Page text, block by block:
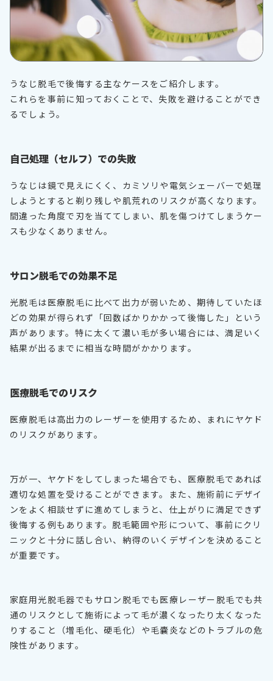
うなじ脱毛で後悔する主なケースをご紹介します。
これらを事前に知っておくことで、失敗を避けることができ
るでしょう。
自己処理（セルフ）での失敗
うなじは鏡で見えにくく、カミソリや電気シェーバーで処理
しようとすると剃り残しや肌荒れのリスクが高くなります。
間違った角度で刃を当ててしまい、肌を傷つけてしまうケー
スも少なくありません。
サロン脱毛での効果不足
光脱毛は医療脱毛に比べて出力が弱いため、期待していたほ
どの効果が得られず「回数ばかりかかって後悔した」という
声があります。特に太くて濃い毛が多い場合には、満足いく
結果が出るまでに相当な時間がかかります。
医療脱毛でのリスク
医療脱毛は高出力のレーザーを使用するため、まれにヤケド
のリスクがあります。
万が一、ヤケドをしてしまった場合でも、医療脱毛であれば
適切な処置を受けることができます。また、施術前にデザイ
ンをよく相談せずに進めてしまうと、仕上がりに満足できず
後悔する例もあります。脱毛範囲や形について、事前にクリ
ニックと十分に話し合い、納得のいくデザインを決めること
が重要です。
家庭用光脱毛器でもサロン脱毛でも医療レーザー脱毛でも共
通のリスクとして施術によって毛が濃くなったり太くなった
りすること（増毛化、硬毛化）や毛嚢炎などのトラブルの危
険性があります。